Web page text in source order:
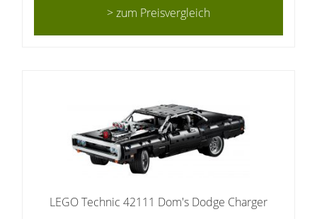
> zum Preisvergleich
LEGO Technic 42111 Dom's Dodge Charger